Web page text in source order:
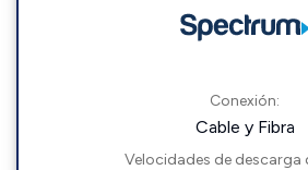
Conexión:
Cable y Fibra
Velocidades de descarga